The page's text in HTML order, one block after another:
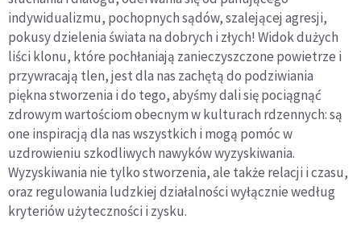
indywidualizmu, pochopnych sądów, szalejącej agresji,
pokusy dzielenia świata na dobrych i złych! Widok dużych
liści klonu, które pochłaniają zanieczyszczone powietrze i
przywracają tlen, jest dla nas zachętą do podziwiania
piękna stworzenia i do tego, abyśmy dali się pociągnąć
zdrowym wartościom obecnym w kulturach rdzennych: są
one inspiracją dla nas wszystkich i mogą pomóc w
uzdrowieniu szkodliwych nawyków wyzyskiwania.
Wyzyskiwania nie tylko stworzenia, ale także relacji i czasu,
oraz regulowania ludzkiej działalności wyłącznie według
kryteriów użyteczności i zysku.